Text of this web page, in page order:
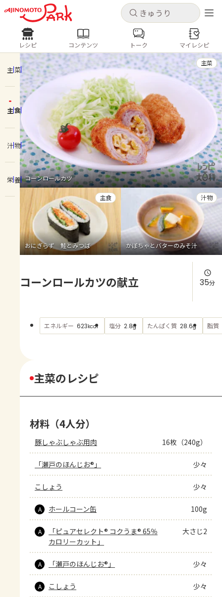
キャンセル
ログインするとレシピを保存できます
ログイン 新規登録
ホーム
コンテンツ
レシピ
トーク
よくあるお問い合わせ
お買い物
AJINOMOTO PARK とは
キャンセル
レシピ コンテンツ
人気の食材・レシピ
きゅうり なす トマト
とうもろこし
ピーマン
みょうが ゴーヤ
レシピ コンテンツ トーク マイレシピ
主菜
主食
汁物
栄養 コーンロールカツ
主菜
おにぎらず 鮭とみつば
主食
かぼちゃとバターのみそ汁
汁物
コーンロールカツの献立 35分
エネルギー 623kcal 塩分 2.8g たんぱく質 28.6g 脂質
主菜のレシピ
材料（4人分）
豚しゃぶしゃぶ用肉 16枚（240g）
「瀬戸のほんじお®」 少々
こしょう 少々
A ホールコーン缶 100g
A
「ピュアセレクト® コクうま® 65％
カロリーカット」
大さじ2
A 「瀬戸のほんじお®」 少々
A こしょう 少々